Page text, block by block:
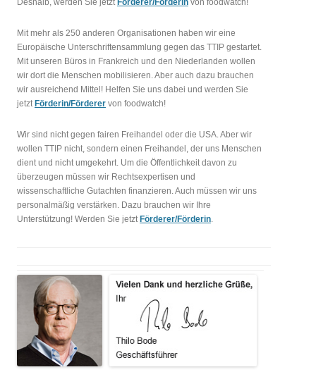
Deshalb, werden Sie jetzt Förderer/Förderin von foodwatch!
Mit mehr als 250 anderen Organisationen haben wir eine
Europäische Unterschriftensammlung gegen das TTIP gestartet.
Mit unseren Büros in Frankreich und den Niederlanden wollen
wir dort die Menschen mobilisieren. Aber auch dazu brauchen
wir ausreichend Mittel! Helfen Sie uns dabei und werden Sie
jetzt Förderin/Förderer von foodwatch!
Wir sind nicht gegen fairen Freihandel oder die USA. Aber wir
wollen TTIP nicht, sondern einen Freihandel, der uns Menschen
dient und nicht umgekehrt. Um die Öffentlichkeit davon zu
überzeugen müssen wir Rechtsexpertisen und
wissenschaftliche Gutachten finanzieren. Auch müssen wir uns
personalmäßig verstärken. Dazu brauchen wir Ihre
Unterstützung! Werden Sie jetzt Förderer/Förderin.